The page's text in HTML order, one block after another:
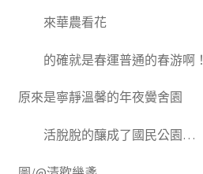
來華農看花
的確就是春運普通的春游啊！
原來是寧靜溫馨的年夜黌舍園
活脫脫的釀成了國民公園…